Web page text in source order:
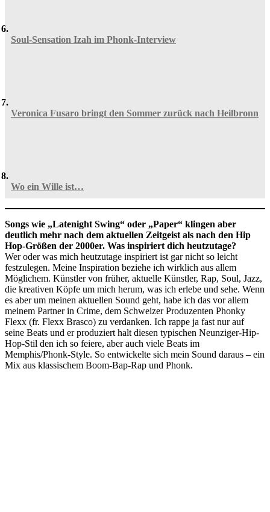
Soul-Sensation Izah im Phonk-Interview
Veronica Fusaro bringt den Sommer zurück nach Heilbronn
Wo ein Wille ist…
Songs wie „Latenight Swing“ oder „Paper“ klingen aber
deutlich mehr nach dem aktuellen Zeitgeist als nach den Hip
Hop-Größen der 2000er. Was inspiriert dich heutzutage?
Wer oder was mich heutzutage inspiriert ist gar nicht so leicht
festzulegen. Meine Inspiration beziehe ich wirklich aus allem
Möglichem. Künstler von früher, aktuelle Künstler, Rap, Soul, Jazz,
die kreativen Köpfe um mich herum, was ich erlebe und sehe. Wenn
es aber um meinen aktuellen Sound geht, habe ich das vor allem
meinem Partner in Crime, dem Schweizer Produzenten Phonky
Flexx (fr. Flexx Brasco) zu verdanken. Ich rappe ja fast nur auf
seine Beats und er produziert halt diesen typischen Neunziger-Hip-
Hop-Stil den ich so feiere, aber auch viele Beats im
Memphis/Phonk-Style. So entwickelte sich mein Sound daraus – ein
Mix aus klassischem Boom-Bap-Rap und Phonk.